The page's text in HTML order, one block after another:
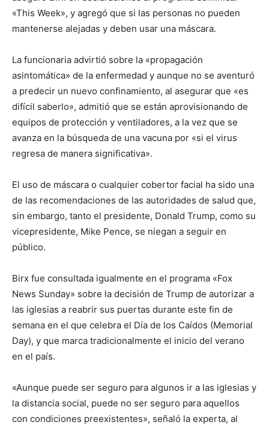
«This Week», y agregó que si las personas no pueden
mantenerse alejadas y deben usar una máscara.
La funcionaria advirtió sobre la «propagación
asintomática» de la enfermedad y aunque no se aventuró
a predecir un nuevo confinamiento, al asegurar que «es
difícil saberlo», admitió que se están aprovisionando de
equipos de protección y ventiladores, a la vez que se
avanza en la búsqueda de una vacuna por «si el virus
regresa de manera significativa».
El uso de máscara o cualquier cobertor facial ha sido una
de las recomendaciones de las autoridades de salud que,
sin embargo, tanto el presidente, Donald Trump, como su
vicepresidente, Mike Pence, se niegan a seguir en
público.
Birx fue consultada igualmente en el programa «Fox
News Sunday» sobre la decisión de Trump de autorizar a
las iglesias a reabrir sus puertas durante este fin de
semana en el que celebra el Día de los Caídos (Memorial
Day), y que marca tradicionalmente el inicio del verano
en el país.
«Aunque puede ser seguro para algunos ir a las iglesias y
la distancia social, puede no ser seguro para aquellos
con condiciones preexistentes», señaló la experta, al